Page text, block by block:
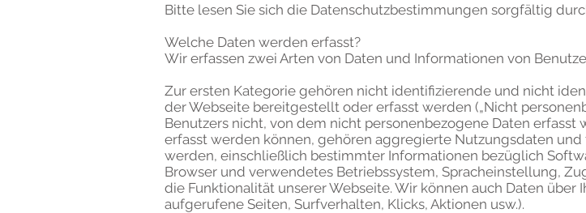
Bitte lesen Sie sich die Datenschutzbestimmungen sorgfältig
Welche Daten werden erfasst?
Wir erfassen zwei Arten von Daten und Informationen von
Zur ersten Kategorie gehören nicht identifizierende und nicht
der Webseite bereitgestellt oder erfasst werden („Nicht
Benutzers nicht, von dem nicht personenbezogene Daten
erfasst werden können, gehören aggregierte Nutzungsdaten
werden, einschließlich bestimmter Informationen bezüglich
Browser und verwendetes Betriebssystem, Spracheinstellung,
die Funktionalität unserer Webseite. Wir können auch Daten über
aufgerufene Seiten, Surfverhalten, Klicks, Aktionen usw.).